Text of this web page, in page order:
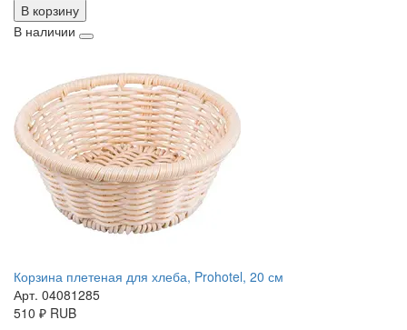
В корзину
В наличии
Корзина плетеная для хлеба, Prohotel, 20 см
Арт. 04081285
510 ₽ RUB